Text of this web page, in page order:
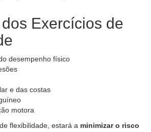
Exercícios de
desempenho físico
e das costas
motora
flexibilidade, estará a minimizar o risco